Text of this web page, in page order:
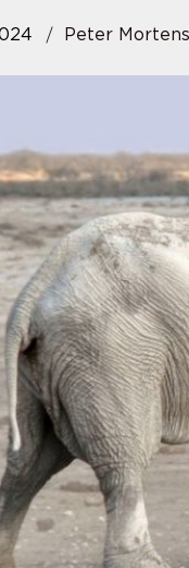
Peter